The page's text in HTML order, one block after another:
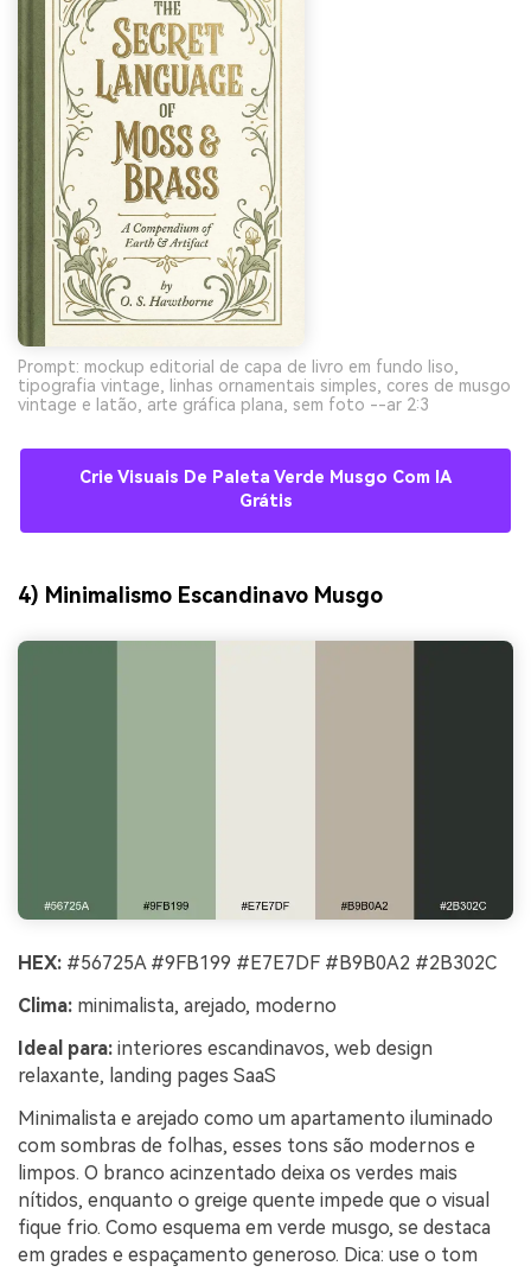
Prompt: mockup editorial de capa de livro em fundo liso,
tipografia vintage, linhas ornamentais simples, cores de musgo
vintage e latão, arte gráfica plana, sem foto --ar 2:3
Crie Visuais De Paleta Verde Musgo Com IA
Grátis
4) Minimalismo Escandinavo Musgo
HEX: #56725A #9FB199 #E7E7DF #B9B0A2 #2B302C
Clima: minimalista, arejado, moderno
Ideal para: interiores escandinavos, web design
relaxante, landing pages SaaS
Minimalista e arejado como um apartamento iluminado
com sombras de folhas, esses tons são modernos e
limpos. O branco acinzentado deixa os verdes mais
nítidos, enquanto o greige quente impede que o visual
fique frio. Como esquema em verde musgo, se destaca
em grades e espaçamento generoso. Dica: use o tom